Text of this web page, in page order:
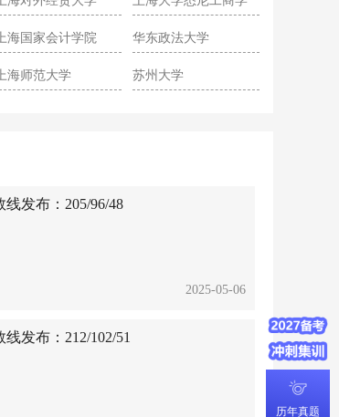
海国家会计学院 华东政法大学
海师范大学 苏州大学
发布：205/96/48
2025-05-06
发布：212/102/51
历年真题